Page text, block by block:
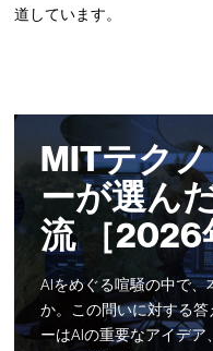
道しています。
MITテク
ーが選ん
流 ［2026
AIをめぐる喧騒の中で
か。この問いに対する
ーはAIの重要なアイデア